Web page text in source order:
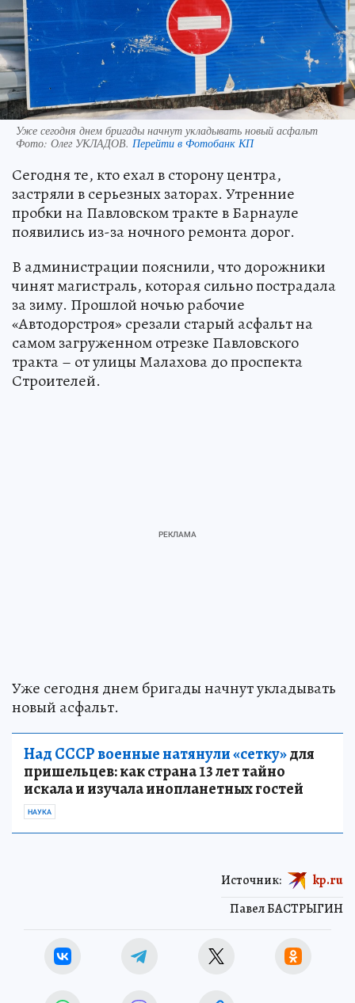
Уже сегодня днем бригады начнут укладывать новый асфальт
Фото: Олег УКЛАДОВ. Перейти в Фотобанк КП
Сегодня те, кто ехал в сторону центра,
застряли в серьезных заторах. Утренние
пробки на Павловском тракте в Барнауле
появились из-за ночного ремонта дорог.
В администрации пояснили, что дорожники
чинят магистраль, которая сильно пострадала
за зиму. Прошлой ночью рабочие
«Автодорстроя» срезали старый асфальт на
самом загруженном отрезке Павловского
тракта – от улицы Малахова до проспекта
Строителей.
Уже сегодня днем бригады начнут укладывать
новый асфальт.
Над СССР военные натянули «сетку»для
пришельцев: как страна 13 лет тайно
искала и изучала инопланетных гостей
НАУКА
Павел БАСТРЫГИН
Источник: kp.ru